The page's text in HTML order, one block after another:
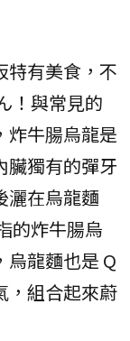
特有美食，不
！與常見的
炸牛腸烏龍是
臟獨有的彈牙
灑在烏龍麵
的炸牛腸烏
龍麵也是 Q
，組合起來蔚